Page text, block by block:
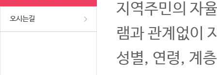
오시는길
지역주민의 자
램과 관계없이
성별, 연령, 계